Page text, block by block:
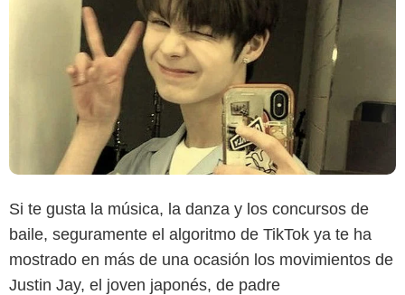
Si te gusta la música, la danza y los concursos de
baile, seguramente el algoritmo de TikTok ya te ha
mostrado en más de una ocasión los movimientos de
Justin Jay, el joven japonés, de padre
kpopmap